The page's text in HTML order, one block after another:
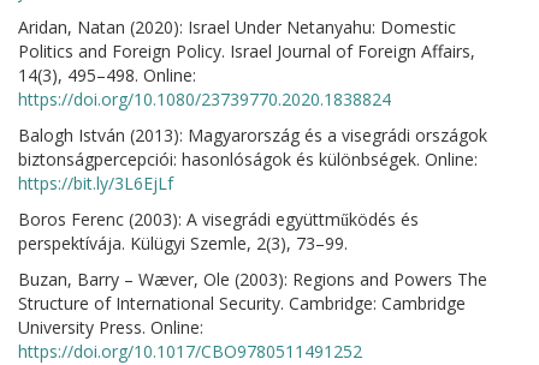
Aridan, Natan (2020): Israel Under Netanyahu: Domestic
Politics and Foreign Policy. Israel Journal of Foreign Affairs,
14(3), 495–498. Online:
https://doi.org/10.1080/23739770.2020.1838824
Balogh István (2013): Magyarország és a visegrádi országok
biztonságpercepciói: hasonlóságok és különbségek. Online:
https://bit.ly/3L6EjLf
Boros Ferenc (2003): A visegrádi együttműködés és
perspektívája. Külügyi Szemle, 2(3), 73–99.
Buzan, Barry – Wæver, Ole (2003): Regions and Powers The
Structure of International Security. Cambridge: Cambridge
University Press. Online:
https://doi.org/10.1017/CBO9780511491252